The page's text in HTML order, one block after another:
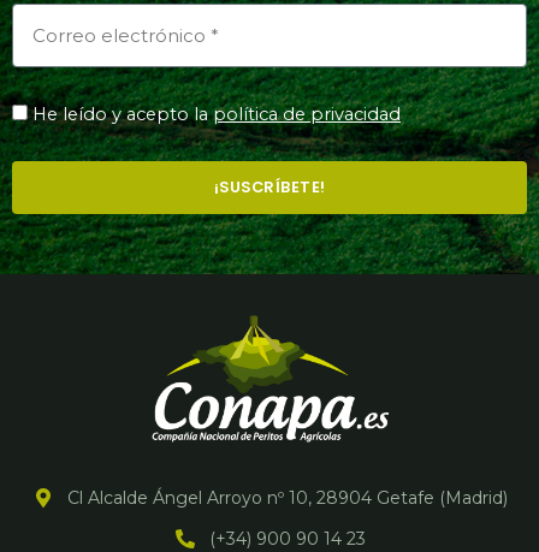
He leído y acepto lapolítica de privacidad
¡SUSCRÍBETE!
Cl Alcalde Ángel Arroyo nº 10, 28904 Getafe (Madrid)
(+34) 900 90 14 23